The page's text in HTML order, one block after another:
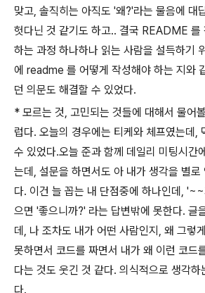
맞고, 솔직히는 아직도 '왜?'라는 물음에 대
헛다닌 것 같기도 하고.. 결국 README 를
하는 과정 하나하나 읽는 사람을 설득하기
에 readme 를 어떻게 작성해야 하는 지와
던 의문도 해결할 수 있었다.
* 모르는 것, 고민되는 것들에 대해서 물어
럽다. 오늘의 경우에는 티케와 체프였는데,
수 있었다.오늘 준과 함께 데일리 미팅시간
는데, 설문을 하면서도 아 내가 생각을 별로
다. 이건 늘 꼽는 내 단점중에 하나인데,
으면 '좋으니까?' 라는 답변밖에 못한다. 글
데, 나 조차도 내가 어떤 사람인지, 왜 그렇
못하면서 코드를 짜면서 내가 왜 이런 코드
다는 것도 웃긴 것 같다. 의식적으로 생각하
다.